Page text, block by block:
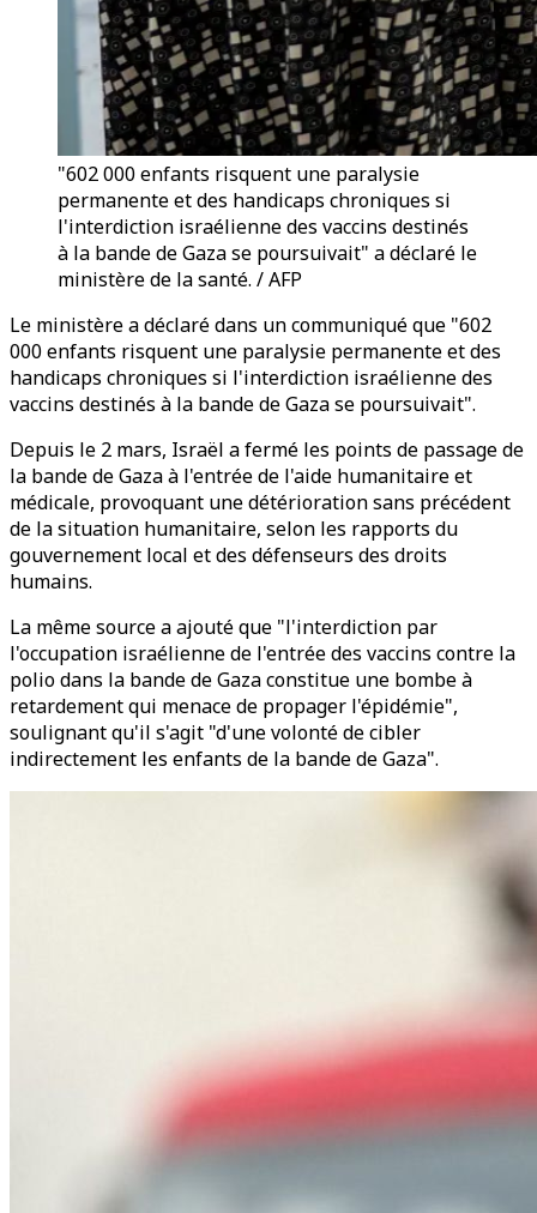
"602 000 enfants risquent une paralysie
permanente et des handicaps chroniques si
l'interdiction israélienne des vaccins destinés
à la bande de Gaza se poursuivait" a déclaré le
ministère de la santé. / AFP
Le ministère a déclaré dans un communiqué que "602
000 enfants risquent une paralysie permanente et des
handicaps chroniques si l'interdiction israélienne des
vaccins destinés à la bande de Gaza se poursuivait".
Depuis le 2 mars, Israël a fermé les points de passage de
la bande de Gaza à l'entrée de l'aide humanitaire et
médicale, provoquant une détérioration sans précédent
de la situation humanitaire, selon les rapports du
gouvernement local et des défenseurs des droits
humains.
La même source a ajouté que "l'interdiction par
l'occupation israélienne de l'entrée des vaccins contre la
polio dans la bande de Gaza constitue une bombe à
retardement qui menace de propager l'épidémie",
soulignant qu'il s'agit "d'une volonté de cibler
indirectement les enfants de la bande de Gaza".